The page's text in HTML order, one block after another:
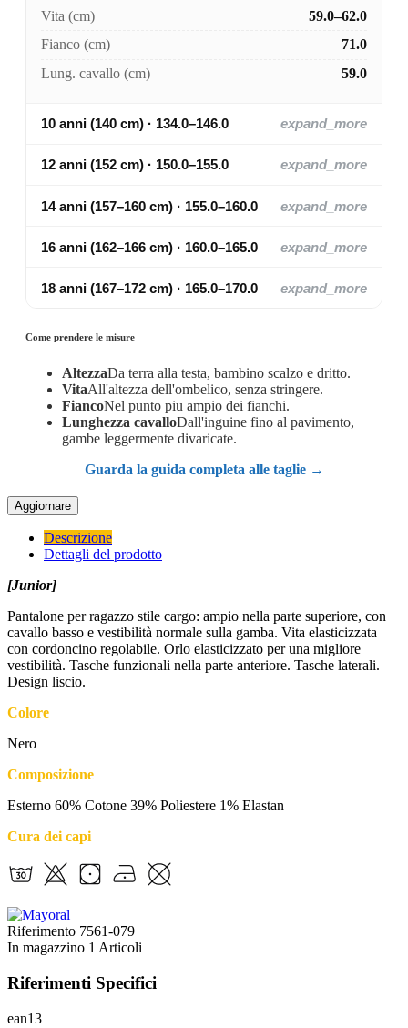
Vita (cm)
59.0–62.0
Fianco (cm)
71.0
Lung. cavallo (cm)
59.0
10 anni (140 cm) · 134.0–146.0 expand_more
12 anni (152 cm) · 150.0–155.0 expand_more
14 anni (157–160 cm) · 155.0–160.0 expand_more
16 anni (162–166 cm) · 160.0–165.0 expand_more
18 anni (167–172 cm) · 165.0–170.0 expand_more
Come prendere le misure
AltezzaDa terra alla testa, bambino scalzo e dritto.
VitaAll'altezza dell'ombelico, senza stringere.
FiancoNel punto piu ampio dei fianchi.
Lunghezza cavalloDall'inguine fino al pavimento,
gambe leggermente divaricate.
Guarda la guida completa alle taglie →
Descrizione
Dettagli del prodotto
[Junior]
Pantalone per ragazzo stile cargo: ampio nella parte superiore, con
cavallo basso e vestibilità normale sulla gamba. Vita elasticizzata
con cordoncino regolabile. Orlo elasticizzato per una migliore
vestibilità. Tasche funzionali nella parte anteriore. Tasche laterali.
Design liscio.
Colore
Nero
Composizione
Esterno 60% Cotone 39% Poliestere 1% Elastan
Cura dei capi
Riferimento 7561-079
In magazzino 1 Articoli
Riferimenti Specifici
ean13